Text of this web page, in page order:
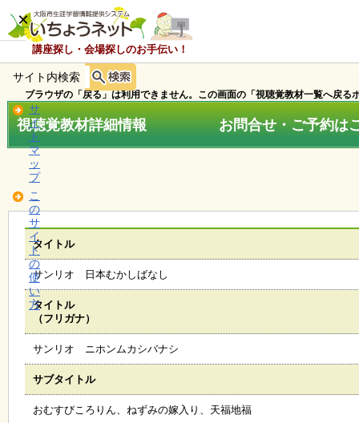
講座探し・会場探しのお手伝い！
×
ホ
ー
ム
知
ら
せ
講
座
・
イ
ベ
ト
施
サイト内検索
サ
イ
ト
マ
ッ
プ
こ
の
サ
イ
ト
の
使
い
方
ブラウザの「戻る」は利用できません。この画面の「視聴覚教材一覧へ戻る
視聴覚教材詳細情報 お問合せ・ご予約はこ
タイトル
サンリオ 日本むかしばなし
タイトル
（フリガナ）
サンリオ ニホンムカシバナシ
サブタイトル
おむすびころりん、ねずみの嫁入り、天福地福